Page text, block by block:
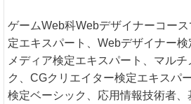
ゲームWeb科Webデザイナーコー
定エキスパート、Webデザイナー
メディア検定エキスパート、マル
ク、CGクリエイター検定エキスパ
検定ベーシック、応用情報技術者